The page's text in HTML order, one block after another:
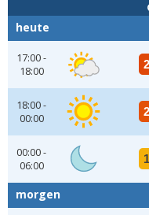
heute
17:00 -
18:00
18:00 -
00:00
00:00 -
06:00
morgen